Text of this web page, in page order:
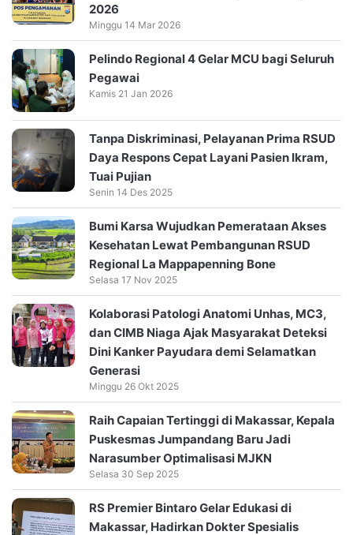
2026
Minggu 14 Mar 2026
Pelindo Regional 4 Gelar MCU bagi Seluruh
Pegawai
Kamis 21 Jan 2026
Tanpa Diskriminasi, Pelayanan Prima RSUD
Daya Respons Cepat Layani Pasien Ikram,
Tuai Pujian
Senin 14 Des 2025
Bumi Karsa Wujudkan Pemerataan Akses
Kesehatan Lewat Pembangunan RSUD
Regional La Mappapenning Bone
Selasa 17 Nov 2025
Kolaborasi Patologi Anatomi Unhas, MC3,
dan CIMB Niaga Ajak Masyarakat Deteksi
Dini Kanker Payudara demi Selamatkan
Generasi
Minggu 26 Okt 2025
Raih Capaian Tertinggi di Makassar, Kepala
Puskesmas Jumpandang Baru Jadi
Narasumber Optimalisasi MJKN
Selasa 30 Sep 2025
RS Premier Bintaro Gelar Edukasi di
Makassar, Hadirkan Dokter Spesialis